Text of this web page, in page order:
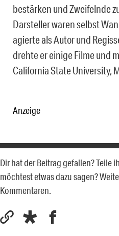
bestärken und Zweifelnde
Darsteller waren selbst
agierte als Autor und
drehte er einige Filme und
California State University,
Anzeige
Dir hat der Beitrag gefallen? Teile
möchtest etwas dazu sagen?
Kommentaren.